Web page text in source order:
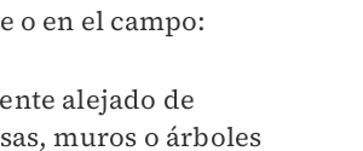
o en el campo:
alejado de
muros o árboles